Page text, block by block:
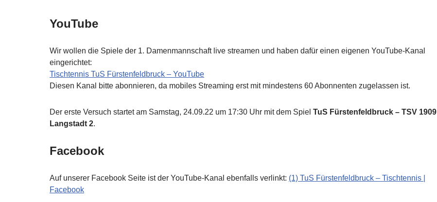
YouTube
Wir wollen die Spiele der 1. Damenmannschaft live streamen und haben dafür einen eigenen YouTube-Kanal
eingerichtet:
Tischtennis TuS Fürstenfeldbruck – YouTube
Diesen Kanal bitte abonnieren, da mobiles Streaming erst mit mindestens 60 Abonnenten zugelassen ist.
Der erste Versuch startet am Samstag, 24.09.22 um 17:30 Uhr mit dem Spiel TuS Fürstenfeldbruck – TSV 1909
Langstadt 2.
Facebook
Auf unserer Facebook Seite ist der YouTube-Kanal ebenfalls verlinkt: (1) TuS Fürstenfeldbruck – Tischtennis |
Facebook